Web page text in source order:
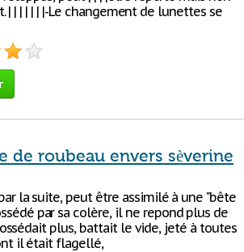
| | | | | | |-Le changement de lunettes se
de roubeau envers sèverine
la suite, peut être assimilé à une "bête
par sa colère, il ne repond plus de
plus, battait le vide, jeté à toutes
il était flagellé,